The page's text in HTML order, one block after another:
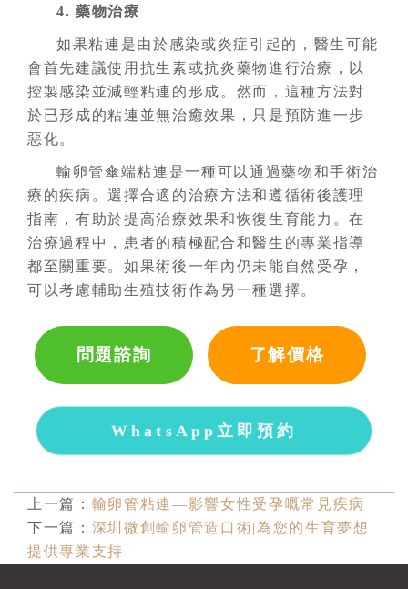
4. 藥物治療
如果粘連是由於感染或炎症引起的，醫生可能
會首先建議使用抗生素或抗炎藥物進行治療，以
控製感染並減輕粘連的形成。然而，這種方法對
於已形成的粘連並無治癒效果，只是預防進一步
惡化。
輸卵管傘端粘連是一種可以通過藥物和手術治
療的疾病。選擇合適的治療方法和遵循術後護理
指南，有助於提高治療效果和恢復生育能力。在
治療過程中，患者的積極配合和醫生的專業指導
都至關重要。如果術後一年內仍未能自然受孕，
可以考慮輔助生殖技術作為另一種選擇。
問題諮詢 了解價格
WhatsApp立即預約
上一篇： 輸卵管粘連—影響女性受孕嘅常見疾病
下一篇： 深圳微創輸卵管造口術|為您的生育夢想
提供專業支持